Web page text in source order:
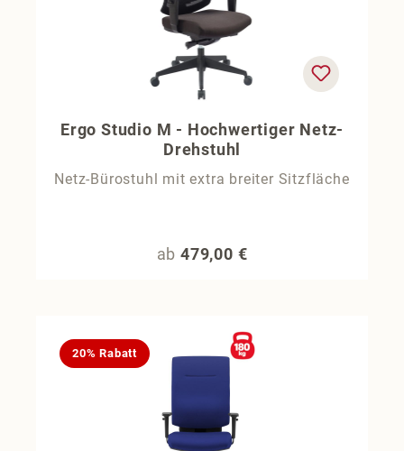
Ergo Studio M - Hochwertiger Netz-
Drehstuhl
Netz-Bürostuhl mit extra breiter Sitzfläche
Regulärer Preis:
ab 479,00 €
20% Rabatt